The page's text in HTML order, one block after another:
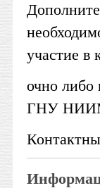
участие в
очно либо
ГНУ